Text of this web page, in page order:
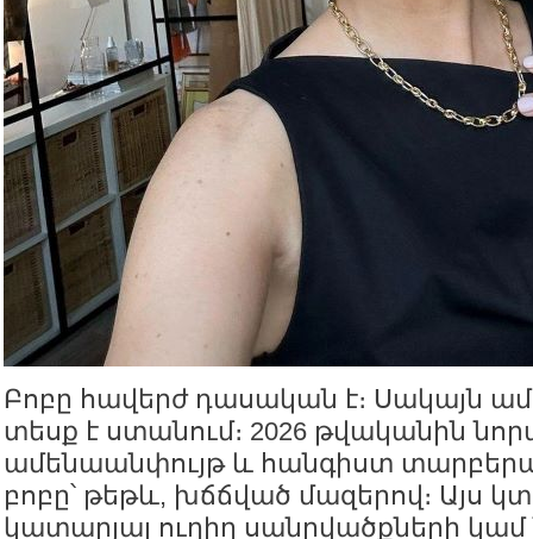
Բոբը հավերժ դասական է։ Սակայն
տեսք է ստանում։ 2026 թվականին
ամենաանփույթ և հանգիստ
բոբը՝ թեթև, խճճված մազերով։ Այս
կատարյալ ուղիղ սանրվածքների